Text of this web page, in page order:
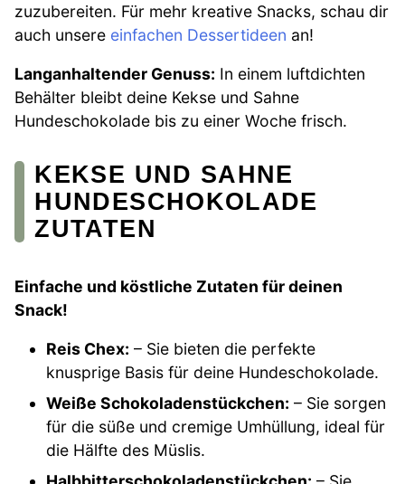
zuzubereiten. Für mehr kreative Snacks, schau dir
auch unsere einfachen Dessertideen an!
Langanhaltender Genuss: In einem luftdichten
Behälter bleibt deine Kekse und Sahne
Hundeschokolade bis zu einer Woche frisch.
KEKSE UND SAHNE
HUNDESCHOKOLADE
ZUTATEN
Einfache und köstliche Zutaten für deinen
Snack!
Reis Chex: – Sie bieten die perfekte
knusprige Basis für deine Hundeschokolade.
Weiße Schokoladenstückchen: – Sie sorgen
für die süße und cremige Umhüllung, ideal für
die Hälfte des Müslis.